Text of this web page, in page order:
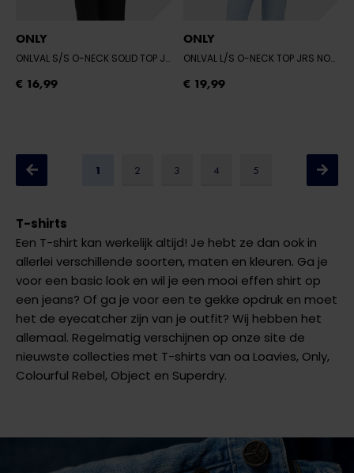
ONLY
ONLVAL S/S O-NECK SOLID TOP JRS NOO - BRIGHT WHITE
€ 16,99
ONLY
ONLVAL L/S O-NECK TOP JRS NOOS
€ 19,99
1 2 3 4 5
T-shirts
Een T-shirt kan werkelijk altijd! Je hebt ze dan ook in
allerlei verschillende soorten, maten en kleuren. Ga je
voor een basic look en wil je een mooi effen shirt op
een jeans? Of ga je voor een te gekke opdruk en moet
het de eyecatcher zijn van je outfit? Wij hebben het
allemaal. Regelmatig verschijnen op onze site de
nieuwste collecties met T-shirts van oa Loavies, Only,
Colourful Rebel, Object en Superdry.